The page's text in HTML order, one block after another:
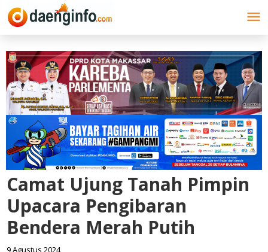
Lewati
ke
Camat Ujung Tanah Pimpin
Upacara Pengibaran
Bendera Merah Putih
9 Agustus 2024